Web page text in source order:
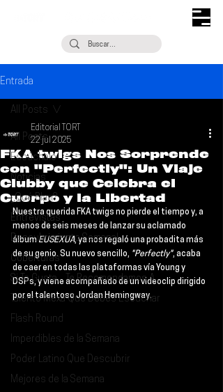
Entrada
All Posts
Escúchalo
Noticias
¿Qué Plan?
Entrevistas
Descubrimiento Semanal
Coberturas
Si Te Gusta... Te Recomendamos A...
Talento Mexa Que Debes Escuchar
Flash Round
Imperdibles de la Semana
Poder Latino Que Descubrir
Mejores de la Semana
All Posts
FKA twigs Nos Sorprende
con "Perfectly": Un Viaje
Clubby que Celebra el
Cuerpo y la Libertad
Editorial TORT
22 jul 2025
Nuestra querida FKA twigs no pierde el tiempo y, a
menos de seis meses de lanzar su aclamado
álbum EUSEXUA, ya nos regaló una probadita más
de su genio. Su nuevo sencillo, "Perfectly", acaba
de caer en todas las plataformas vía Young y
DSPs, y viene acompañado de un videoclip dirigido
por el talentoso Jordan Hemingway.